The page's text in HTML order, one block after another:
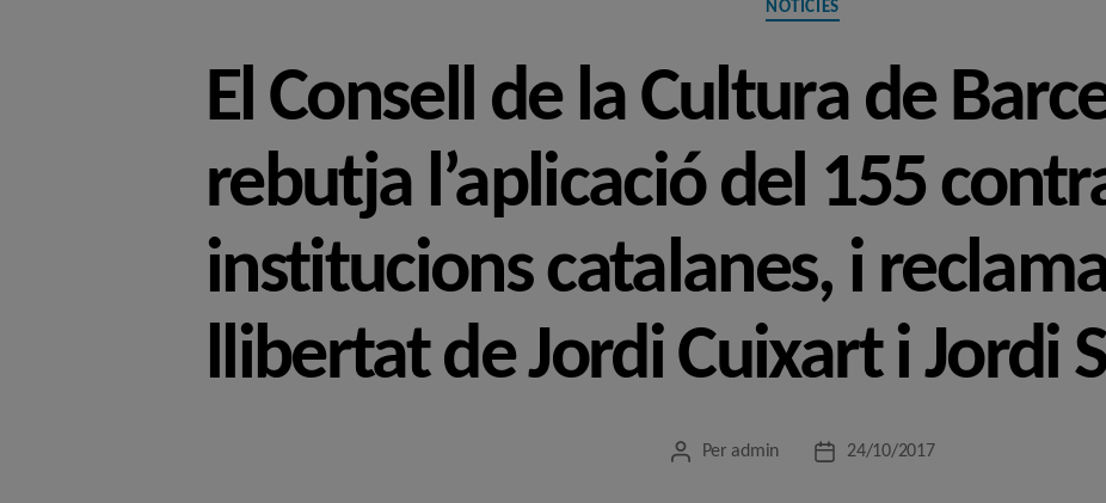
NOTÍCIES
El Consell de la Cultura de
rebutja l’aplicació del 155
institucions catalanes, i
llibertat de Jordi Cuixart i Jordi
Autor
Per admin
Data24/10/2017